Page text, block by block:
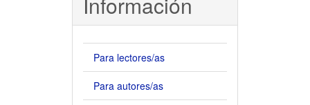
Para lectores/as
Para autores/as